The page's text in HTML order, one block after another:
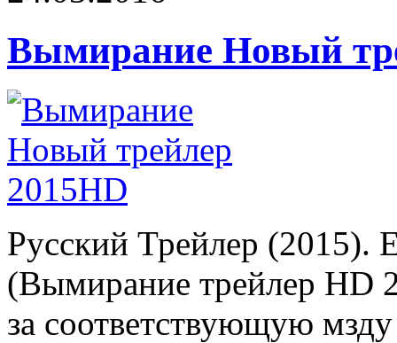
Вымирание Новый
Русский Трейлер (2015).
(Вымирание трейлер HD
за соответствующую